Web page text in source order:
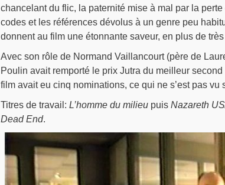
chancelant du flic, la paternité mise à mal par la
codes et les références dévolus à un genre peu
donnent au film une étonnante saveur, en plus de
Avec son rôle de Normand Vaillancourt (père de
Poulin avait remporté le prix Jutra du meilleur
film avait eu cinq nominations, ce qui ne s’est pas vu
Titres de travail: L’homme du milieupuis Nazareth
Dead End.